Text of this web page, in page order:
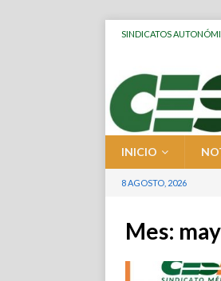
SINDICATOS
INICIO
8 AGOSTO, 2026
Mes: